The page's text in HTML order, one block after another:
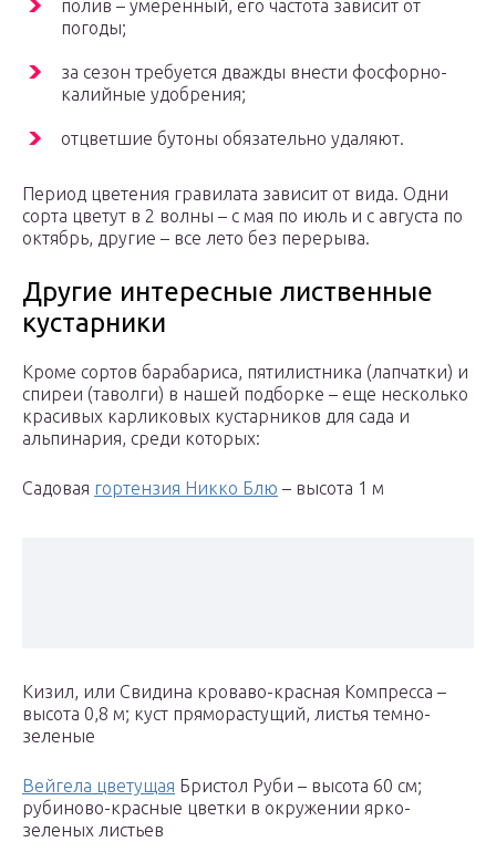
полив – умеренный, его частота зависит от
погоды;
за сезон требуется дважды внести фосфорно-
калийные удобрения;
отцветшие бутоны обязательно удаляют.
Период цветения гравилата зависит от вида. Одни
сорта цветут в 2 волны – с мая по июль и с августа по
октябрь, другие – все лето без перерыва.
Другие интересные лиственные
кустарники
Кроме сортов барабариса, пятилистника (лапчатки) и
спиреи (таволги) в нашей подборке – еще несколько
красивых карликовых кустарников для сада и
альпинария, среди которых:
Садовая гортензия Никко Блю – высота 1 м
Кизил, или Свидина кроваво-красная Компресса –
высота 0,8 м; куст пряморастущий, листья темно-
зеленые
Вейгела цветущая Бристол Руби – высота 60 см;
рубиново-красные цветки в окружении ярко-
зеленых листьев